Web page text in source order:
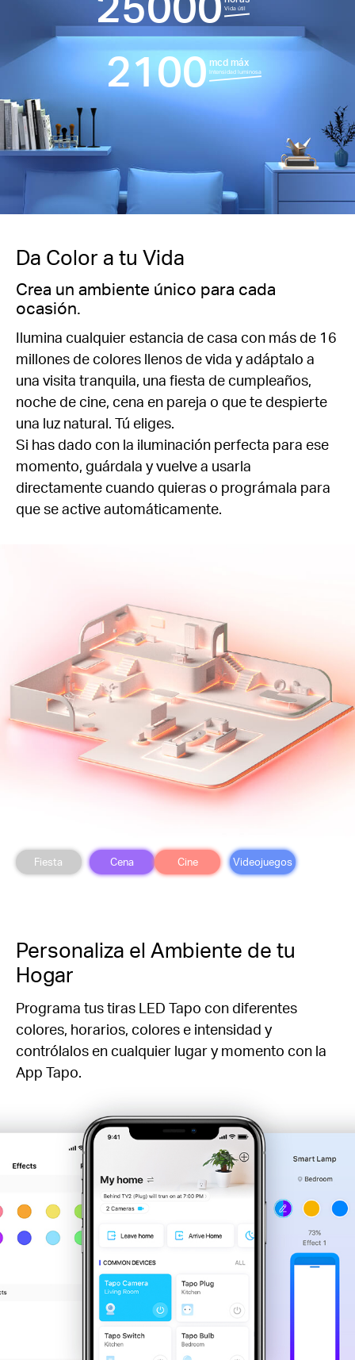
Vida útil
2100 mcd máx
Intensidadluminosa
Da Color a tu Vida
Crea un ambiente único para cada
ocasión.
Ilumina cualquier estancia de casa con más de 16
millones de colores llenos de vida y adáptalo a
una visita tranquila, una fiesta de cumpleaños,
noche de cine, cena en pareja o que te despierte
una luz natural. Tú eliges.
Si has dado con la iluminación perfecta para ese
momento, guárdala y vuelve a usarla
directamente cuando quieras o prográmala para
que se active automáticamente.
Fiesta Cena Cine Videojuegos
Personaliza el Ambiente de tu
Hogar
Programa tus tiras LED Tapo con diferentes
colores, horarios, colores e intensidad y
contrólalos en cualquier lugar y momento con la
App Tapo.